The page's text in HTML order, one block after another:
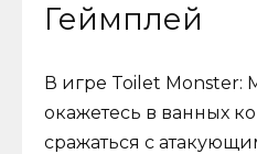
Геймплей
В игре Toilet Monster:
окажетесь в ванных
сражаться с